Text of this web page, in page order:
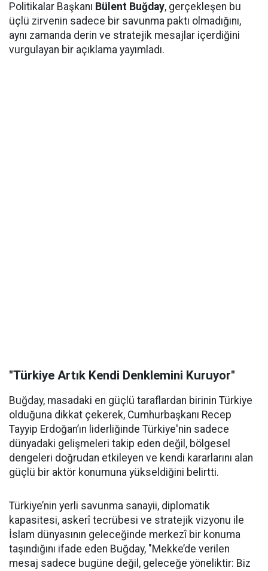
Politikalar Başkanı Bülent Buğday, gerçekleşen bu
üçlü zirvenin sadece bir savunma paktı olmadığını,
aynı zamanda derin ve stratejik mesajlar içerdiğini
vurgulayan bir açıklama yayımladı.
"Türkiye Artık Kendi Denklemini Kuruyor"
Buğday, masadaki en güçlü taraflardan birinin Türkiye
olduğuna dikkat çekerek, Cumhurbaşkanı Recep
Tayyip Erdoğan’ın liderliğinde Türkiye'nin sadece
dünyadaki gelişmeleri takip eden değil, bölgesel
dengeleri doğrudan etkileyen ve kendi kararlarını alan
güçlü bir aktör konumuna yükseldiğini belirtti.
Türkiye’nin yerli savunma sanayii, diplomatik
kapasitesi, askerî tecrübesi ve stratejik vizyonu ile
İslam dünyasının geleceğinde merkezî bir konuma
taşındığını ifade eden Buğday, "Mekke’de verilen
mesaj sadece bugüne değil, geleceğe yöneliktir: Biz